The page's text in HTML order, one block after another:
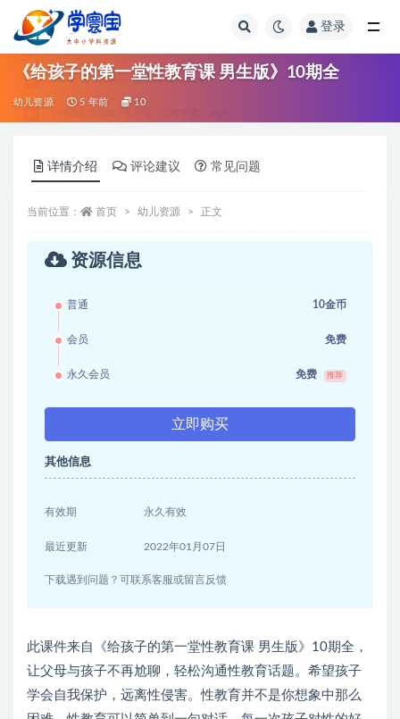
登录
《给孩子的第一堂性教育课 男生版》10期全
幼儿资源 5 年前 10
详情介绍 评论建议 常见问题
当前位置： 首页 幼儿资源 正文
资源信息
普通 10金币
会员 免费
永久会员 免费 推荐
立即购买
其他信息
有效期 永久有效
最近更新 2022年01月07日
下载遇到问题？可联系客服或留言反馈
此课件来自《给孩子的第一堂性教育课 男生版》10期全，
让父母与孩子不再尬聊，轻松沟通性教育话题。希望孩子
学会自我保护，远离性侵害。性教育并不是你想象中那么
全部